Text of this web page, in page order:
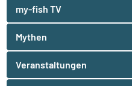
my-fish TV
Mythen
Veranstaltungen